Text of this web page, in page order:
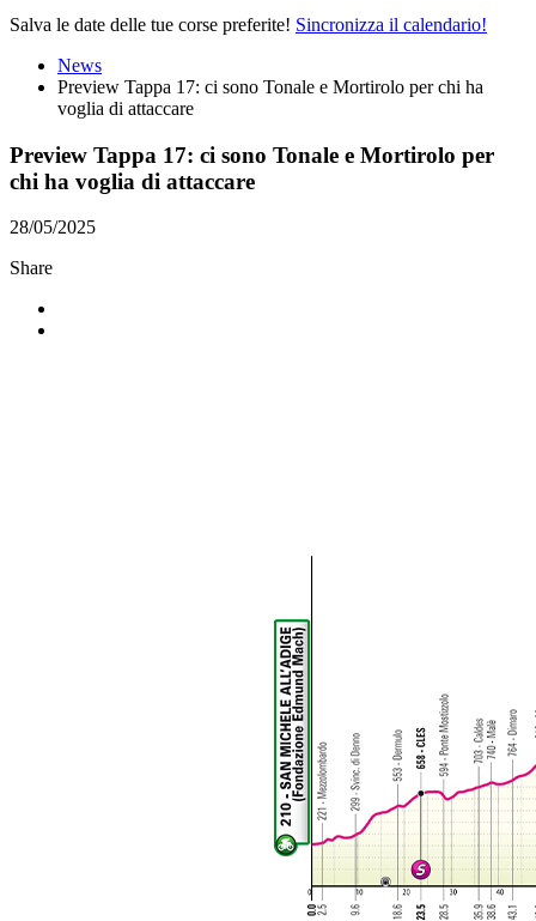
Salva le date delle tue corse preferite! Sincronizza il calendario!
News
Preview Tappa 17: ci sono Tonale e Mortirolo per chi ha
voglia di attaccare
Preview Tappa 17: ci sono Tonale e Mortirolo per
chi ha voglia di attaccare
28/05/2025
Share